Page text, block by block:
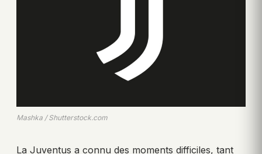
Mashka / Shutterstock.com
La Juventus a connu des moments difficiles, tant